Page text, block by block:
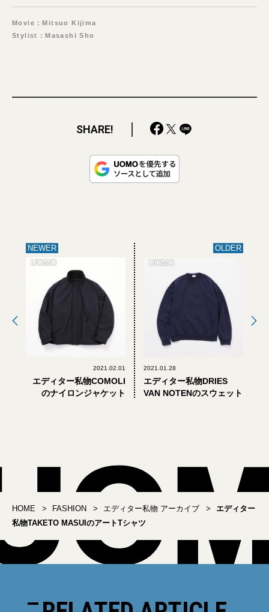
Movie：Mitsuo Kijima
Stylist：Masashi Sho
SHARE!
NEWER
2021.02.01
エディター私物COMOLI
のナイロンジャケット
OLDER
2021.01.28
エディター私物DRIES
VAN NOTENのスウェット
HOME FASHION エディター私物 アーカイブ
エディター
私物TAKETO MASUIのアートTシャツ